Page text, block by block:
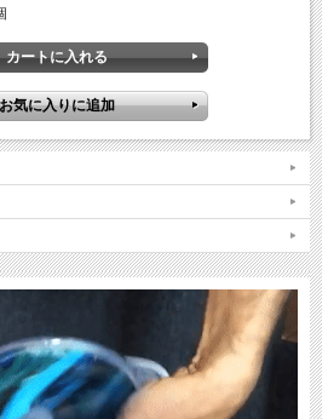
式ストラップは裏にズレ防止にシリコンがついて
めたい位置でホールドします。